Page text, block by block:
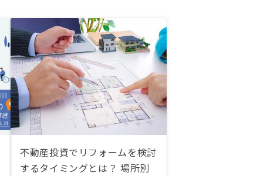
不動産投資でリフォームを検討
するタイミングとは？ 場所別